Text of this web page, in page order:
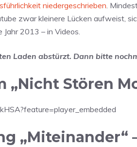
niedergeschrieben.
zwar kleinere Lücken aufweist,
Jahr 2013 – in Videos.
Laden abstürzt. Dann bitte
„Nicht Stören
„Miteinander“